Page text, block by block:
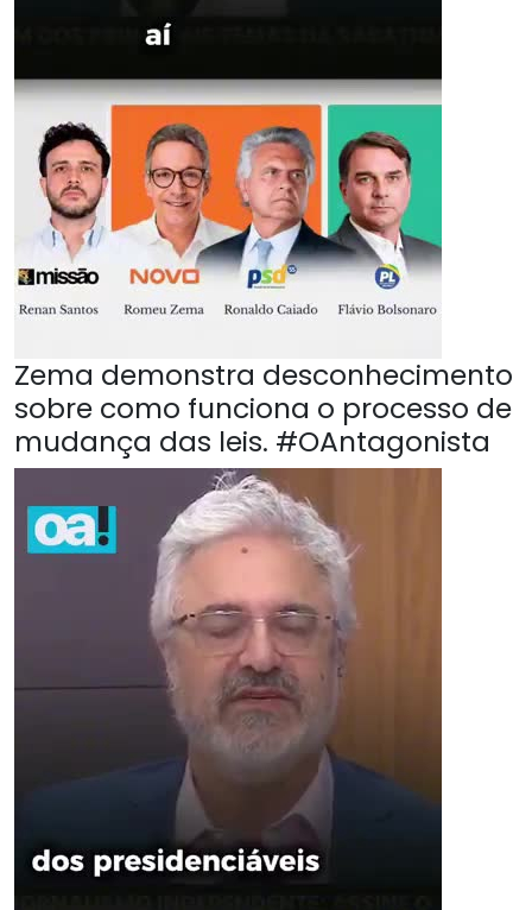
Zema demonstra desconhecimento
sobre como funciona o processo de
mudança das leis. #OAntagonista